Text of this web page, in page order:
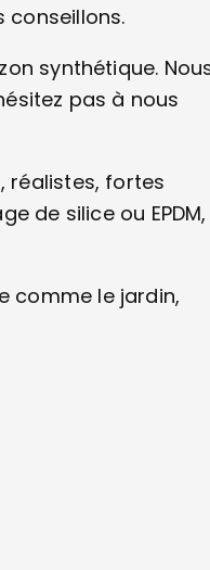
conseillons.
synthétique.
pas à nous
réalistes, fortes
de silice ou EPDM,
comme le jardin,